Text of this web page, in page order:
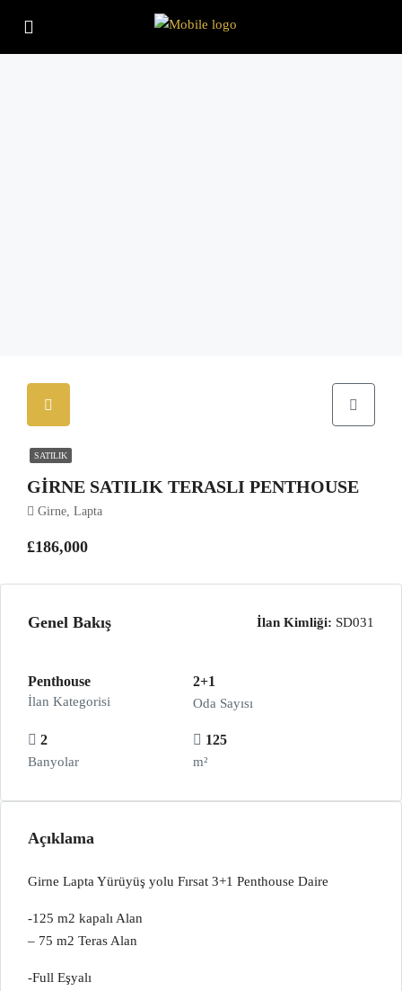
SATILIK
GIRNE SATILIK TERASLI PENTHOUSE
Girne, Lapta
£186,000
Genel Bakış İlan Kimliği: SD031
Penthouse
İlan Kategorisi
2+1
Oda Sayısı
2
Banyolar
125
m²
Açıklama
Girne Lapta Yürüyüş yolu Fırsat 3+1 Penthouse Daire
-125 m2 kapalı Alan
– 75 m2 Teras Alan
-Full Eşyalı